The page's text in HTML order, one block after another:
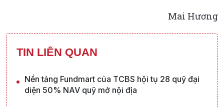
Mai Hương
TIN LIÊN QUAN
Nền tảng Fundmart của TCBS hội tụ 28 quỹ đại
diện 50% NAV quỹ mở nội địa